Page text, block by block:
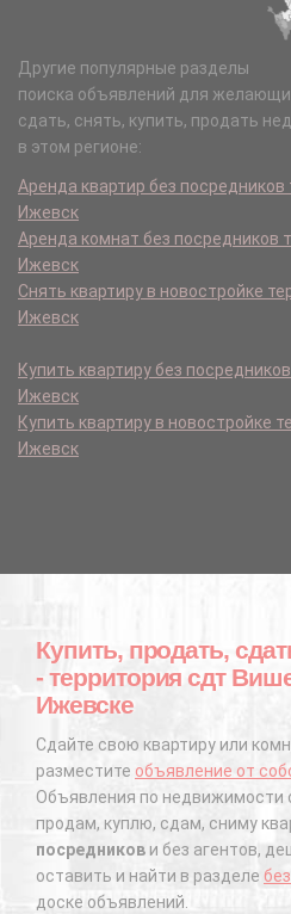
Другие популярные разделы
поиска объявлений для
сдать, снять, купить, продать
в этом регионе:
Аренда квартир без
Ижевск
Аренда комнат без посредников
Ижевск
Снять квартиру в новостройке
Ижевск
Купить квартиру без
Ижевск
Купить квартиру в новостройке
Ижевск
Купить, продать,
- территория сдт
Ижевске
Сдайте свою квартиру или
разместите объявление от
Объявления по недвижимости
продам, куплю, сдам, сниму
посредников и без агентов,
оставить и найти в разделе
доске объявлений.